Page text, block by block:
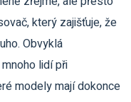
který zajišťuje, že
Obvyklá
lidí při
modely mají dokonce